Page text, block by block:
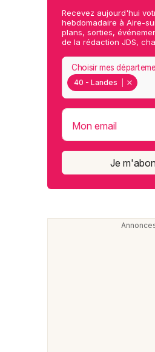
Recevez aujourd'hui
hebdomadaire à Aire-
plans, sorties,
de la rédaction JDS,
40 - Landes
Choisir mes
Mon email
Je